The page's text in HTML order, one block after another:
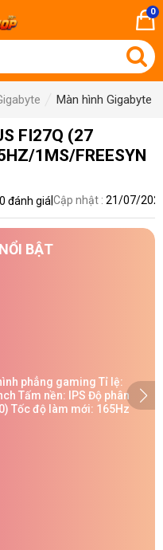
0
Màn hình Gigabyte
FI27Q (27
1MS/FREESYN
0 đánh giá Cập nhật : 21/07/
BẬT
phẳng gaming Tỉ lệ:
Tấm nền: IPS Độ phân
Tốc độ làm mới: 165Hz